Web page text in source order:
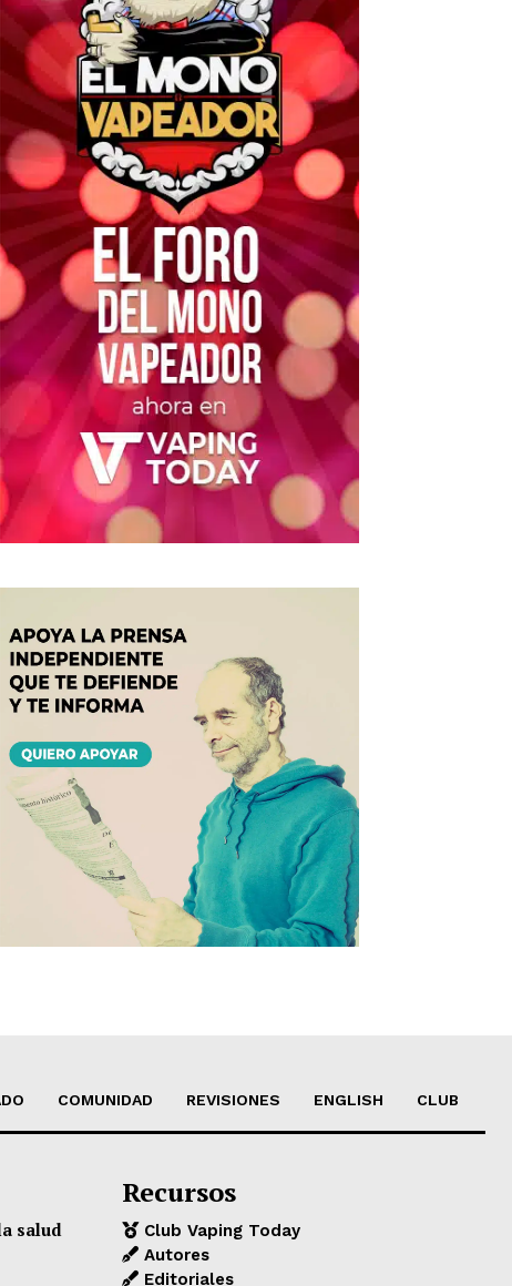
COMUNIDAD REVISIONES ENGLISH CLUB
salud
Recursos
Club Vaping Today
Autores
Editoriales